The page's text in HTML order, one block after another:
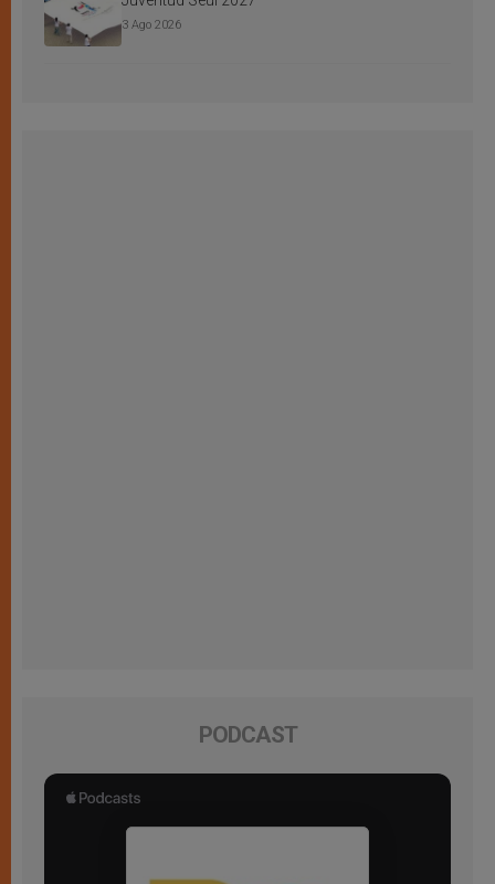
3 Ago 2026
PODCAST